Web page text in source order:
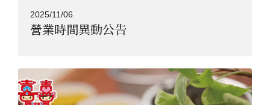
2025/11/06
營業時間異動公告